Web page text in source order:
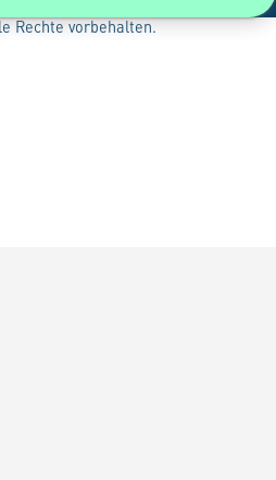
Rechte vorbehalten.